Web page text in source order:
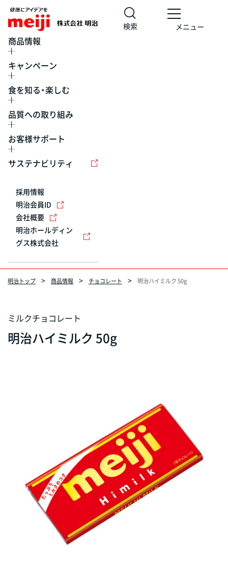
検索 メニュー
商品情報
キャンペーン
食を知る・楽しむ
品質への取り組み
お客様サポート
サステナビリティ
採用情報
明治会員ID
会社概要
明治ホールディン
グス株式会社
明治トップ 商品情報 チョコレート 明治ハイミルク 50g
ミルクチョコレート
明治ハイミルク 50g